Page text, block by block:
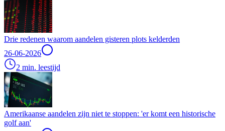
Drie redenen waarom aandelen gisteren plots kelderden
26-06-2026
2 min. leestijd
Amerikaanse aandelen zijn niet te stoppen: 'er komt een historische
golf aan'